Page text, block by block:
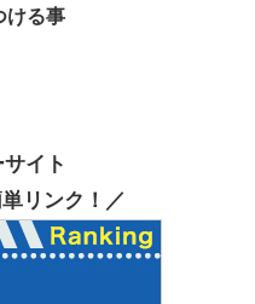
ける事
イト
リンク！／